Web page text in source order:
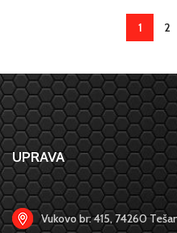
1 2
UPRAVA
Vukovo br: 415, 74260